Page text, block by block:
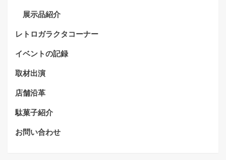
展示品紹介
レトロガラクタコーナー
イベントの記録
取材出演
店舗沿革
駄菓子紹介
お問い合わせ